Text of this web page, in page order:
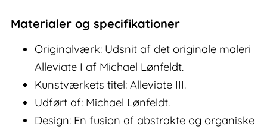
Materialer og specifikationer
Originalværk: Udsnit af det originale maleri
Alleviate I af Michael Lønfeldt.
Kunstværkets titel: Alleviate III.
Udført af: Michael Lønfeldt.
Design: En fusion af abstrakte og organiske